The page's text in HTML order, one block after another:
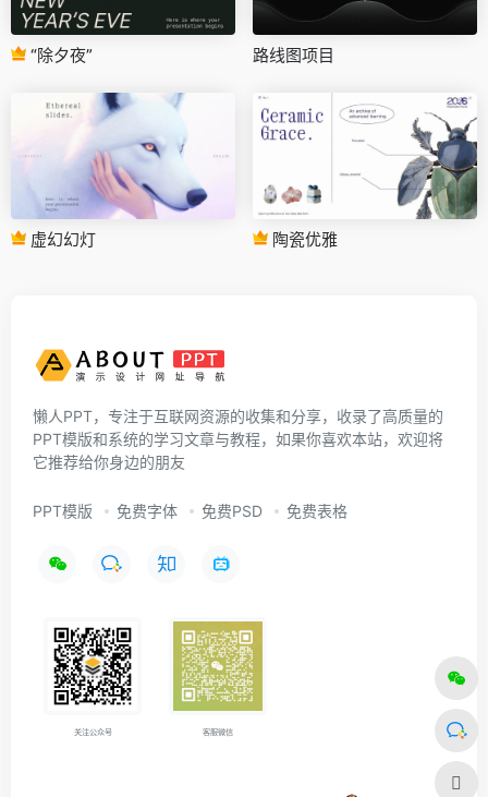
“除夕夜” 路线图项目
虚幻幻灯 陶瓷优雅
懒人PPT，专注于互联网资源的收集和分享，收录了高质量的
PPT模版和系统的学习文章与教程，如果你喜欢本站，欢迎将
它推荐给你身边的朋友
PPT模版 免费字体 免费PSD 免费表格
关注公众号 客服微信